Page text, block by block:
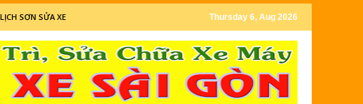
SƠN SỬA XE Thursday 6, Aug 2026